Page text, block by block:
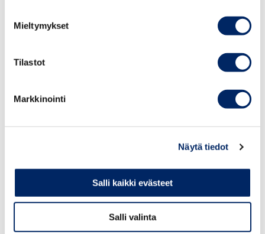
Mieltymykset
Tilastot
Markkinointi
Näytä tiedot
Salli kaikki evästeet
Salli valinta
asiantuntijoiden ja median keskeinen tehtävä on seurata
päättäjiä tarkalla silmällä.
”Olen varma, että työllisyystoimien listaaminen parantaa
listaaminen on myös projektina
pitkäkestoinen. Haluamme ilman muuta tehdä
kuin tervetulleita”, Kotamäki sanoo.